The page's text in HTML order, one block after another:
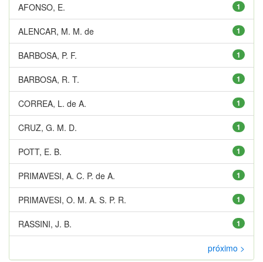
1
AFONSO, E.
1
ALENCAR, M. M. de
1
BARBOSA, P. F.
1
BARBOSA, R. T.
1
CORREA, L. de A.
1
CRUZ, G. M. D.
1
POTT, E. B.
1
PRIMAVESI, A. C. P. de A.
1
PRIMAVESI, O. M. A. S. P. R.
1
RASSINI, J. B.
próximo >